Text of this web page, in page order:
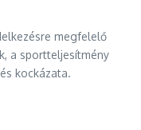
megfelelő
a sportteljesítmény
kockázata.